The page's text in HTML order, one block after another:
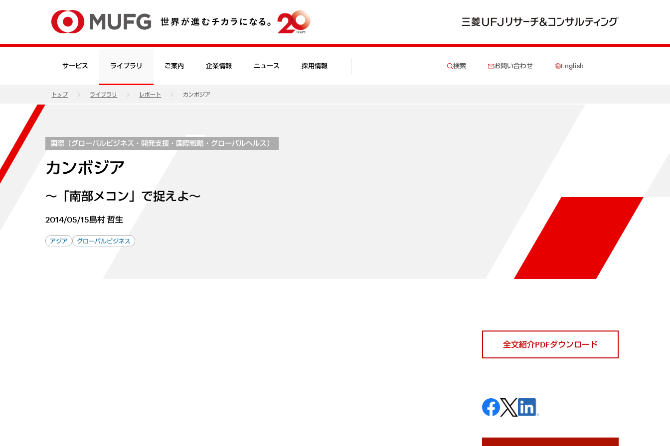
サービス ライブラリ ご案内 企業情報 ニュース 採用情報 検索 お問い合わせ English
トップ ライブラリ レポート カンボジア
国際（グローバルビジネス・開発支援・国際戦略・グローバルヘルス）
カンボジア
～「南部メコン」で捉えよ～
2014/05/15島村 哲生
アジア グローバルビジネス
全文紹介PDFダウンロード